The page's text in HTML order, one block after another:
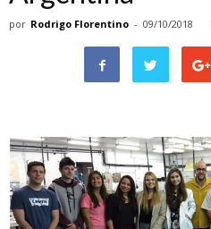
por Rodrigo Florentino - 09/10/2018